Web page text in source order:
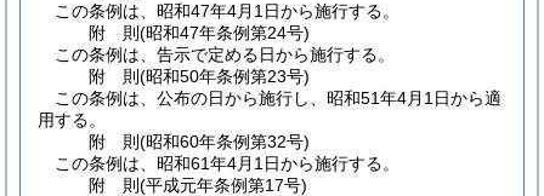
この条例は、昭和47年4月1日から施行する。
附 則(昭和47年条例第24号)
この条例は、告示で定める日から施行する。
附 則(昭和50年条例第23号)
この条例は、公布の日から施行し、昭和51年4月1日から適
用する。
附 則(昭和60年条例第32号)
この条例は、昭和61年4月1日から施行する。
附 則(平成元年条例第17号)